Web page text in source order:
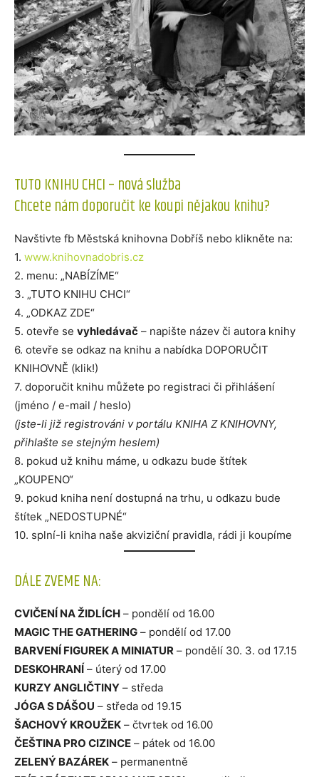
TUTO KNIHU CHCI – nová služba
Chcete nám doporučit ke koupi nějakou knihu?
Navštivte fb Městská knihovna Dobříš nebo klikněte na:
1. www.knihovnadobris.cz
2. menu: „NABÍZÍME“
3. „TUTO KNIHU CHCI“
4. „ODKAZ ZDE“
5. otevře se vyhledávač – napište název či autora knihy
6. otevře se odkaz na knihu a nabídka DOPORUČIT
KNIHOVNĚ (klik!)
7. doporučit knihu můžete po registraci či přihlášení
(jméno / e-mail / heslo)
(jste-li již registrováni v portálu KNIHA Z KNIHOVNY,
přihlašte se stejným heslem)
8. pokud už knihu máme, u odkazu bude štítek
„KOUPENO“
9. pokud kniha není dostupná na trhu, u odkazu bude
štítek „NEDOSTUPNÉ“
10. splní-li kniha naše akviziční pravidla, rádi ji koupíme
DÁLE ZVEME NA:
CVIČENÍ NA ŽIDLÍCH – pondělí od 16.00
MAGIC THE GATHERING – pondělí od 17.00
BARVENÍ FIGUREK A MINIATUR – pondělí 30. 3. od 17.15
DESKOHRANÍ – úterý od 17.00
KURZY ANGLIČTINY – středa
JÓGA S DÁŠOU – středa od 19.15
ŠACHOVÝ KROUŽEK – čtvrtek od 16.00
ČEŠTINA PRO CIZINCE – pátek od 16.00
ZELENÝ BAZÁREK – permanentně